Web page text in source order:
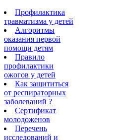
Профилактика
травматизма у детей
Алгоритмы
оказания первой
помощи детям
Правило
профилактики
ожогов у детей
Как защититься
от респираторных
заболеваний ?
Сертификат
молодоженов
Перечень
исследований и